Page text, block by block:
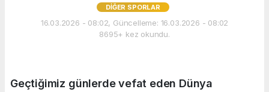
DIĞER SPORLAR
16.03.2026 - 08:02, Güncelleme: 16.03.2026 - 08:02
8695+ kez okundu.
Geçtiğimiz günlerde vefat eden Dünya